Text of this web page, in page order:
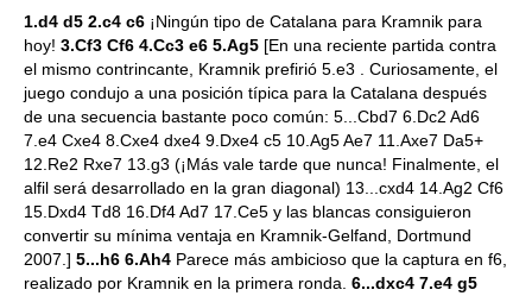
1.d4 d5 2.c4 c6 ¡Ningún tipo de Catalana para Kramnik para
hoy! 3.Cf3 Cf6 4.Cc3 e6 5.Ag5 [En una reciente partida contra
el mismo contrincante, Kramnik prefirió 5.e3 . Curiosamente, el
juego condujo a una posición típica para la Catalana después
de una secuencia bastante poco común: 5...Cbd7 6.Dc2 Ad6
7.e4 Cxe4 8.Cxe4 dxe4 9.Dxe4 c5 10.Ag5 Ae7 11.Axe7 Da5+
12.Re2 Rxe7 13.g3 (¡Más vale tarde que nunca! Finalmente, el
alfil será desarrollado en la gran diagonal) 13...cxd4 14.Ag2 Cf6
15.Dxd4 Td8 16.Df4 Ad7 17.Ce5 y las blancas consiguieron
convertir su mínima ventaja en Kramnik-Gelfand, Dortmund
2007.] 5...h6 6.Ah4 Parece más ambicioso que la captura en f6,
realizado por Kramnik en la primera ronda. 6...dxc4 7.e4 g5